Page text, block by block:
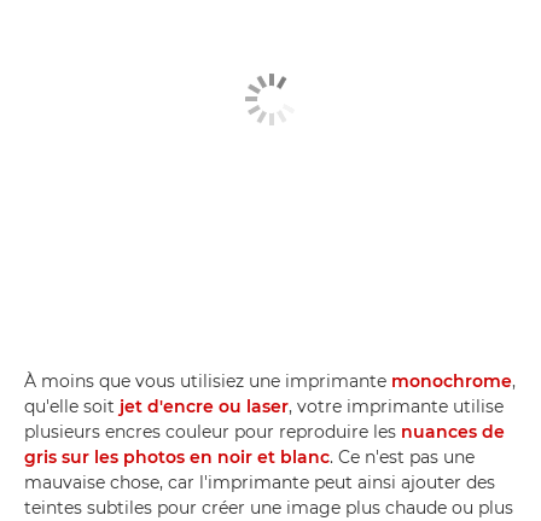
À moins que vous utilisiez une imprimante monochrome,
qu'elle soit jet d'encre ou laser, votre imprimante utilise
plusieurs encres couleur pour reproduire les nuances de
gris sur les photos en noir et blanc. Ce n'est pas une
mauvaise chose, car l'imprimante peut ainsi ajouter des
teintes subtiles pour créer une image plus chaude ou plus